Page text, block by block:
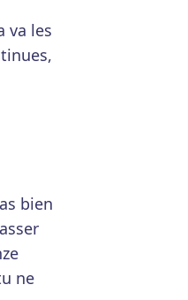
va les
bien
ne